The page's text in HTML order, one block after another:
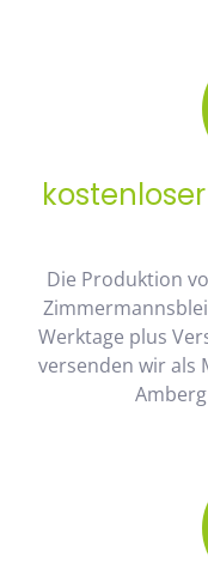
Die Produktion
Werktage plus
versenden wir als